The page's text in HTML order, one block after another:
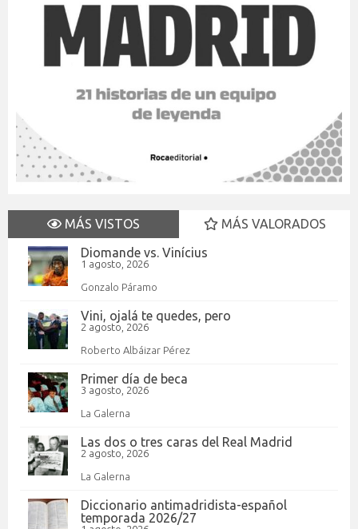
MÁS VISTOS
MÁS VALORADOS
Diomande vs. Vinícius
1 agosto, 2026
Gonzalo Páramo
Vini, ojalá te quedes, pero
2 agosto, 2026
Roberto Albáizar Pérez
Primer día de beca
3 agosto, 2026
La Galerna
Las dos o tres caras del Real Madrid
2 agosto, 2026
La Galerna
Diccionario antimadridista-español
temporada 2026/27